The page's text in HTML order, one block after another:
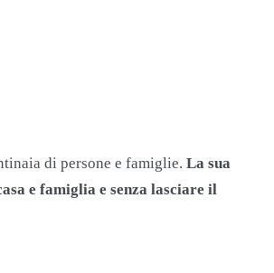
di persone e famiglie. La sua
e famiglia e senza lasciare il